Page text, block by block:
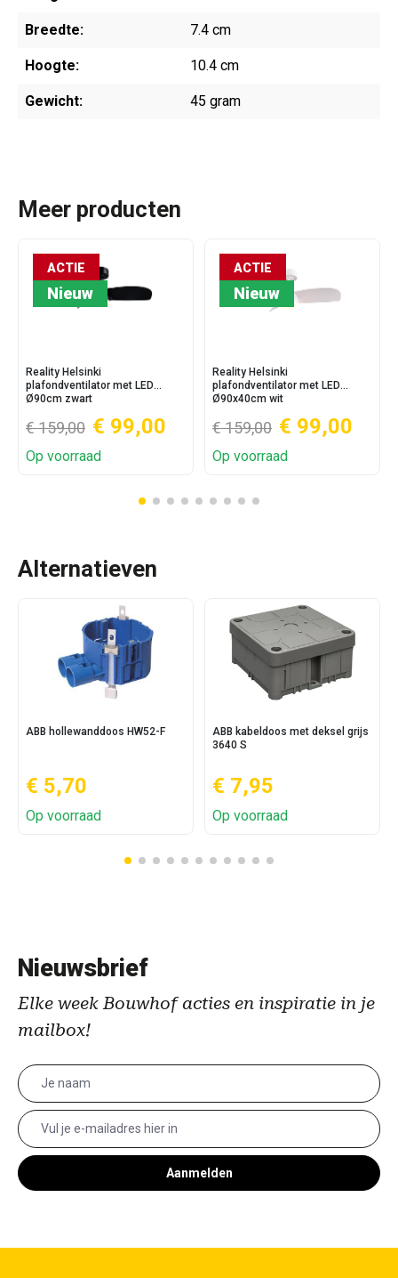
Breedte: 7.4 cm
Hoogte: 10.4 cm
Gewicht: 45 gram
Meer producten
ACTIE
Nieuw
Reality Helsinki
plafondventilator met LED
Ø90cm zwart
€ 159,00 € 99,00
Op voorraad
ACTIE
Nieuw
Reality Helsinki
plafondventilator met LED
Ø90x40cm wit
€ 159,00 € 99,00
Op voorraad
Alternatieven
ABB hollewanddoos HW52-F
€ 5,70
Op voorraad
ABB kabeldoos met deksel grijs
3640 S
€ 7,95
Op voorraad
Nieuwsbrief
Elke week Bouwhof acties en inspiratie in je
mailbox!
Aanmelden